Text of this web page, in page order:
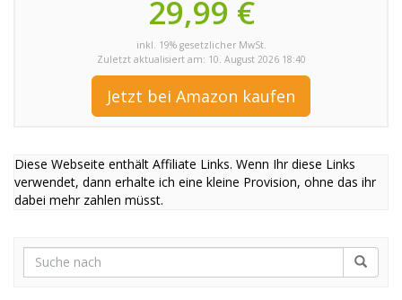
29,99 €
inkl. 19% gesetzlicher MwSt.
Zuletzt aktualisiert am: 10. August 2026 18:40
Jetzt bei Amazon kaufen
Diese Webseite enthält Affiliate Links. Wenn Ihr diese Links
verwendet, dann erhalte ich eine kleine Provision, ohne das ihr
dabei mehr zahlen müsst.